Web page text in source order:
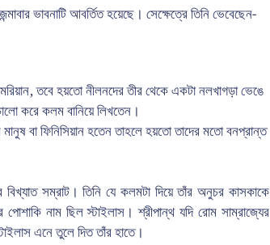
ভাবনাটি আবর্তিত হয়েছে। সেক্ষেত্রে তিনি ভেবেছেন-
তবে হয়তো নীলনদের তীর থেকে একটা নলখাগড়া ভেঙে
করে কলম বানিয়ে লিখতেন।
বা ফিনিসিয়ান হতেন তাহলে হয়তো তাদের মতো বনপ্রান্ত
সম্রাট। তিনি যে কলমটা দিয়ে তাঁর অনুচর কাসকাকে
নাম ছিল স্টাইলাস। শ্রীপান্থ যদি রোম সাম্রাজ্যের
এনে তুলে দিত তাঁর হাতে।